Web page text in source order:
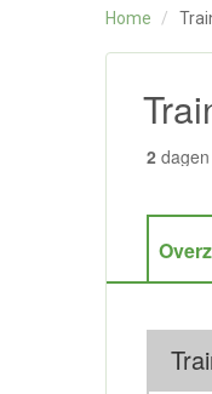
Home /
2 dagen